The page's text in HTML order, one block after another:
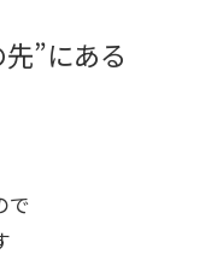
”にある
で